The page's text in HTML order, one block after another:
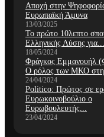
Αποχή στην
Ευρωπαϊκή Άμυνα
13/03/2025
Το πρώτο 10λεπτο
Ελληνικής Λύσης για...
18/05/2024
Φράγκος Εμμανουήλ
Ο ρόλος των ΜΚΟ
24/04/2024
Politico: Πρώτος σε
Ευρωκοινοβούλιο ο
Ευρωβουλευτής...
23/04/2024